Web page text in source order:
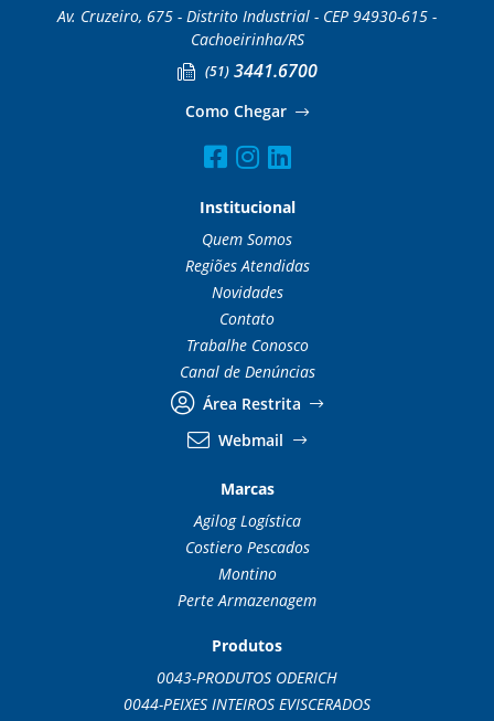
Av. Cruzeiro, 675 - Distrito Industrial - CEP 94930-615 -
Cachoeirinha/RS
(51)3441.6700
Como Chegar
Institucional
Quem Somos
Regiões Atendidas
Novidades
Contato
Trabalhe Conosco
Canal de Denúncias
Área Restrita
Webmail
Marcas
Agilog Logística
Costiero Pescados
Montino
Perte Armazenagem
Produtos
0043-PRODUTOS ODERICH
0044-PEIXES INTEIROS EVISCERADOS